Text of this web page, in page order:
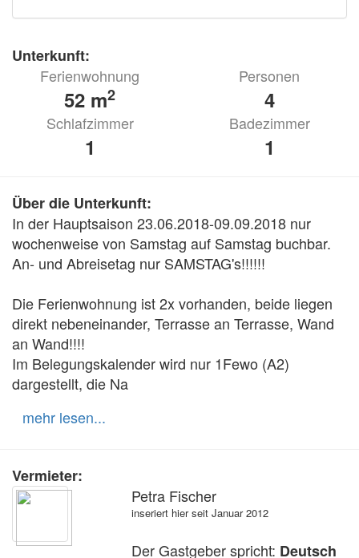
Unterkunft:
Ferienwohnung
52 m2
Personen
4
Schlafzimmer
1
Badezimmer
1
Über die Unterkunft:
In der Hauptsaison 23.06.2018-09.09.2018 nur
wochenweise von Samstag auf Samstag buchbar.
An- und Abreisetag nur SAMSTAG's!!!!!!
Die Ferienwohnung ist 2x vorhanden, beide liegen
direkt nebeneinander, Terrasse an Terrasse, Wand
an Wand!!!!
Im Belegungskalender wird nur 1Fewo (A2)
dargestellt, die Na
mehr lesen...
Vermieter:
Petra Fischer
inseriert hier seit Januar 2012
Der Gastgeber spricht: Deutsch